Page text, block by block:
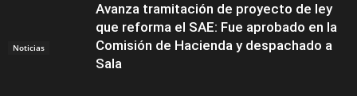
Noticias
Avanza tramitación de proyecto de ley
que reforma el SAE: Fue aprobado en la
Comisión de Hacienda y despachado a
Sala